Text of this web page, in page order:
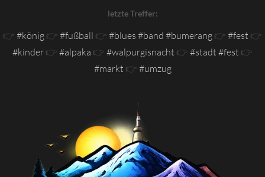
letzte Treffer:
👉 #könig 👉 #fußball 👉 #blues #band #bumerang 👉 #fest 👉
#kinder 👉 #alpaka 👉 #walpurgisnacht 👉 #stadt #fest 👉
#markt 👉 #umzug